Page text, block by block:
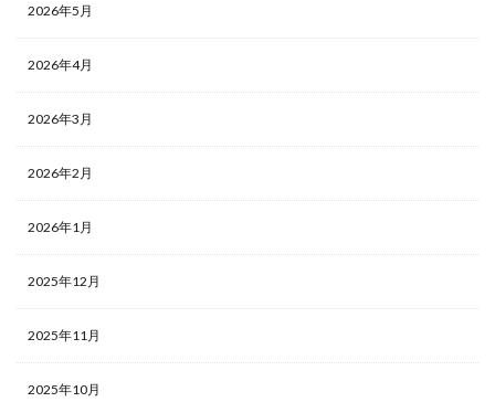
2026年5月
2026年4月
2026年3月
2026年2月
2026年1月
2025年12月
2025年11月
2025年10月